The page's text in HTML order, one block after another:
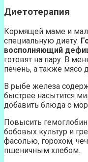
Диетотерапия
Кормящей маме и
специальную диету.
восполняющий
готовят на пару. В
печень, а также мясо
В рыбе железа
быстрее насытится
добавить блюда с
Повысить гемоглобин
бобовых культур и
фасолью, горохом,
пшеничным хлебом.